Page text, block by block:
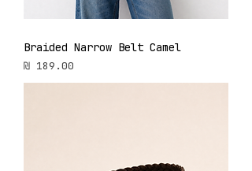
Braided Narrow Belt Camel
מחיר